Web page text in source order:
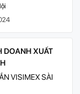
DOANH XUẤT
VISIMEX SÀI